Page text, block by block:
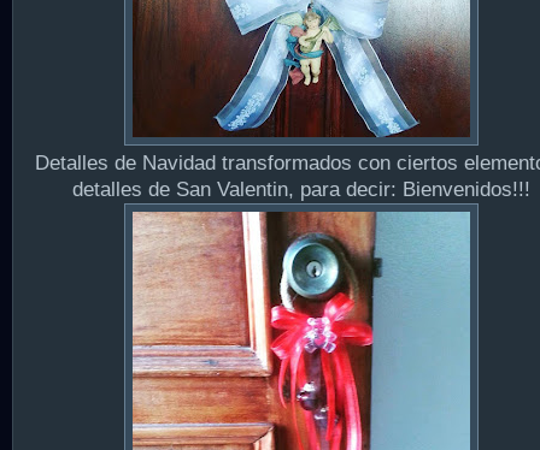
Detalles de Navidad transformados con ciertos
detalles de San Valentin, para decir: Bienvenidos!!!